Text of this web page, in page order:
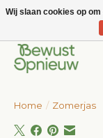
Wij bieden het grootste
Home / Zomerjas
Wij slaan cookies op